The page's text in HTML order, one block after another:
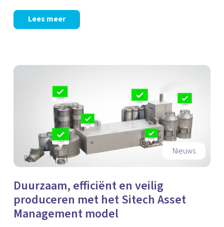
Lees meer
Nieuws
Duurzaam, efficiënt en veilig
produceren met het Sitech Asset
Management model